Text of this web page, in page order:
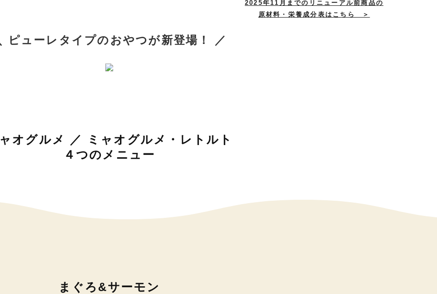
2025年11月までのリニューアル前商品の
原材料・栄養成分表はこちら ＞
ピューレタイプのおやつが新登場！ ／
オグルメ ／ ミャオグルメ・レトルト
４つのメニュー
まぐろ&サーモン